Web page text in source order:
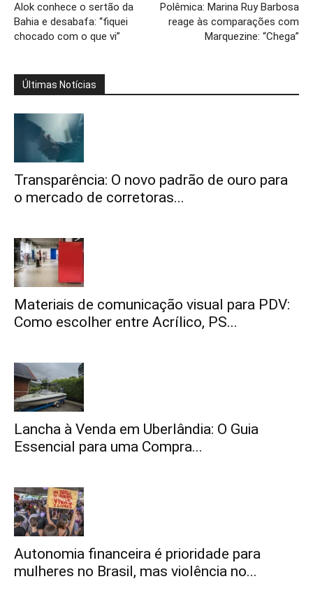
Alok conhece o sertão da
Bahia e desabafa: “fiquei
chocado com o que vi”
Polêmica: Marina Ruy Barbosa
reage às comparações com
Marquezine: “Chega”
Últimas Notícias
Transparência: O novo padrão de ouro para
o mercado de corretoras...
Materiais de comunicação visual para PDV:
Como escolher entre Acrílico, PS...
Lancha à Venda em Uberlândia: O Guia
Essencial para uma Compra...
Autonomia financeira é prioridade para
mulheres no Brasil, mas violência no...